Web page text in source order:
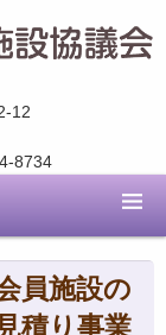
12
8734
員施設の
積り事業